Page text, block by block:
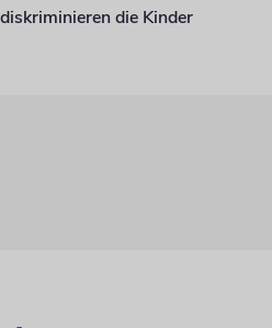
die Kinder